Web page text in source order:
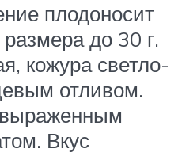
плодоносит
до 30 г.
кожура светло-
отливом.
Вкус